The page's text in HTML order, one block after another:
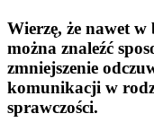
Wierzę, że nawet
można znaleźć
zmniejszenie
komunikacji w
sprawczości.